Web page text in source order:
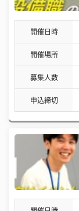
開催日時
開催場所
募集人数
申込締切